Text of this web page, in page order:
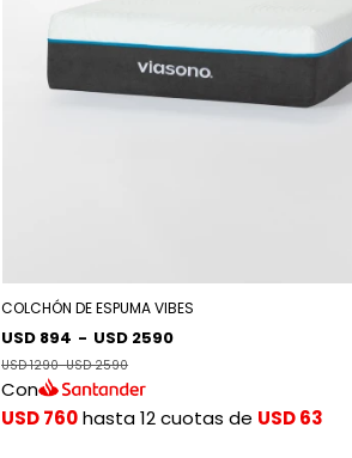
COLCHÓN DE ESPUMA VIBES
USD 894 - USD 2590
USD 1290-USD 2590
Con
USD 760hasta 12 cuotas de USD 63